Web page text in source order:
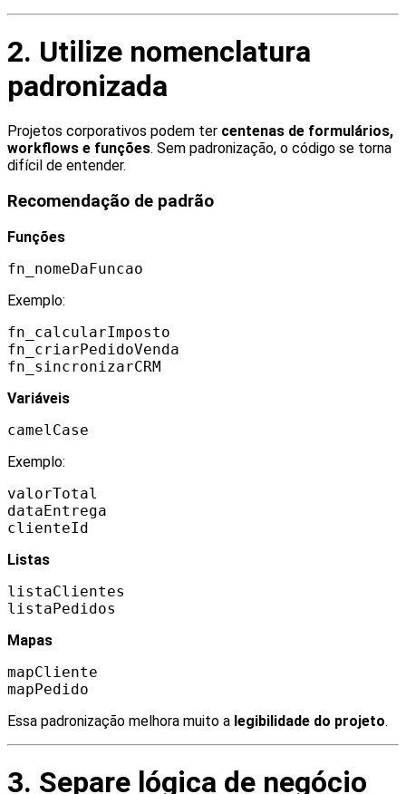
2. Utilize nomenclatura
padronizada
Projetos corporativos podem ter centenas de formulários,
workflows e funções. Sem padronização, o código se torna
difícil de entender.
Recomendação de padrão
Funções
fn_nomeDaFuncao
Exemplo:
fn_calcularImposto
fn_criarPedidoVenda
fn_sincronizarCRM
Variáveis
camelCase
Exemplo:
valorTotal
dataEntrega
clienteId
Listas
listaClientes
listaPedidos
Mapas
mapCliente
mapPedido
Essa padronização melhora muito a legibilidade do projeto.
3. Separe lógica de negócio